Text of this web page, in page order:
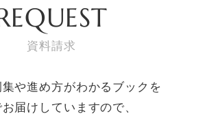
資料請求
集や進め方がわかるブックを
届けしていますので、